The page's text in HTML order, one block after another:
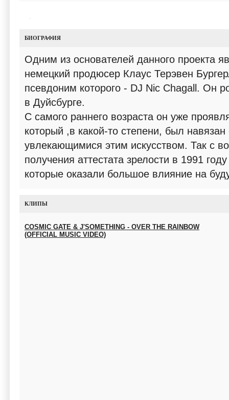
БИОГРАФИЯ
Одним из основателей данного проекта
немецкий продюсер Клаус Терэвен
псевдоним которого - DJ Nic Chagall. Он
в Дуйсбурге.
С самого раннего возраста он уже
который ,в какой-то степени, был
увлекающимися этим искусством. Так с
получения аттестата зрелости в 1991
которые оказали большое влияние на
КЛИПЫ
COSMIC GATE & J'SOMETHING - OVER THE RAINBOW
(OFFICIAL MUSIC VIDEO)